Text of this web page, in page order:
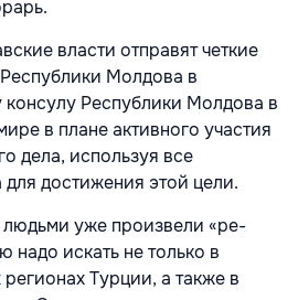
власти отправят четкие
Молдова в
консулу Республики Молдова в
в плане активного участия
дела, используя все
достижения этой цели.
уже произвели «ре-
надо искать не только в
Турции, а также в